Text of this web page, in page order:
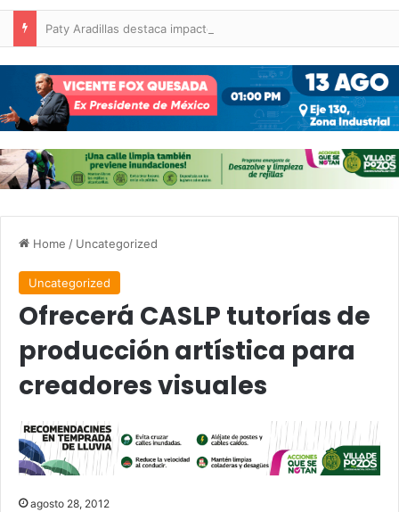
Home / Uncategorized
Uncategorized
Ofrecerá CASLP tutorías de
producción artística para
creadores visuales
agosto 28, 2012